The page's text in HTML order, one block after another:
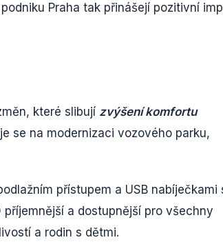
Praha tak přinášejí pozitivní
které slibují zvýšení komfortu
se na modernizaci vozového parku,
přístupem a USB nabíječkami
a dostupnější pro všechny
a rodin s dětmi.